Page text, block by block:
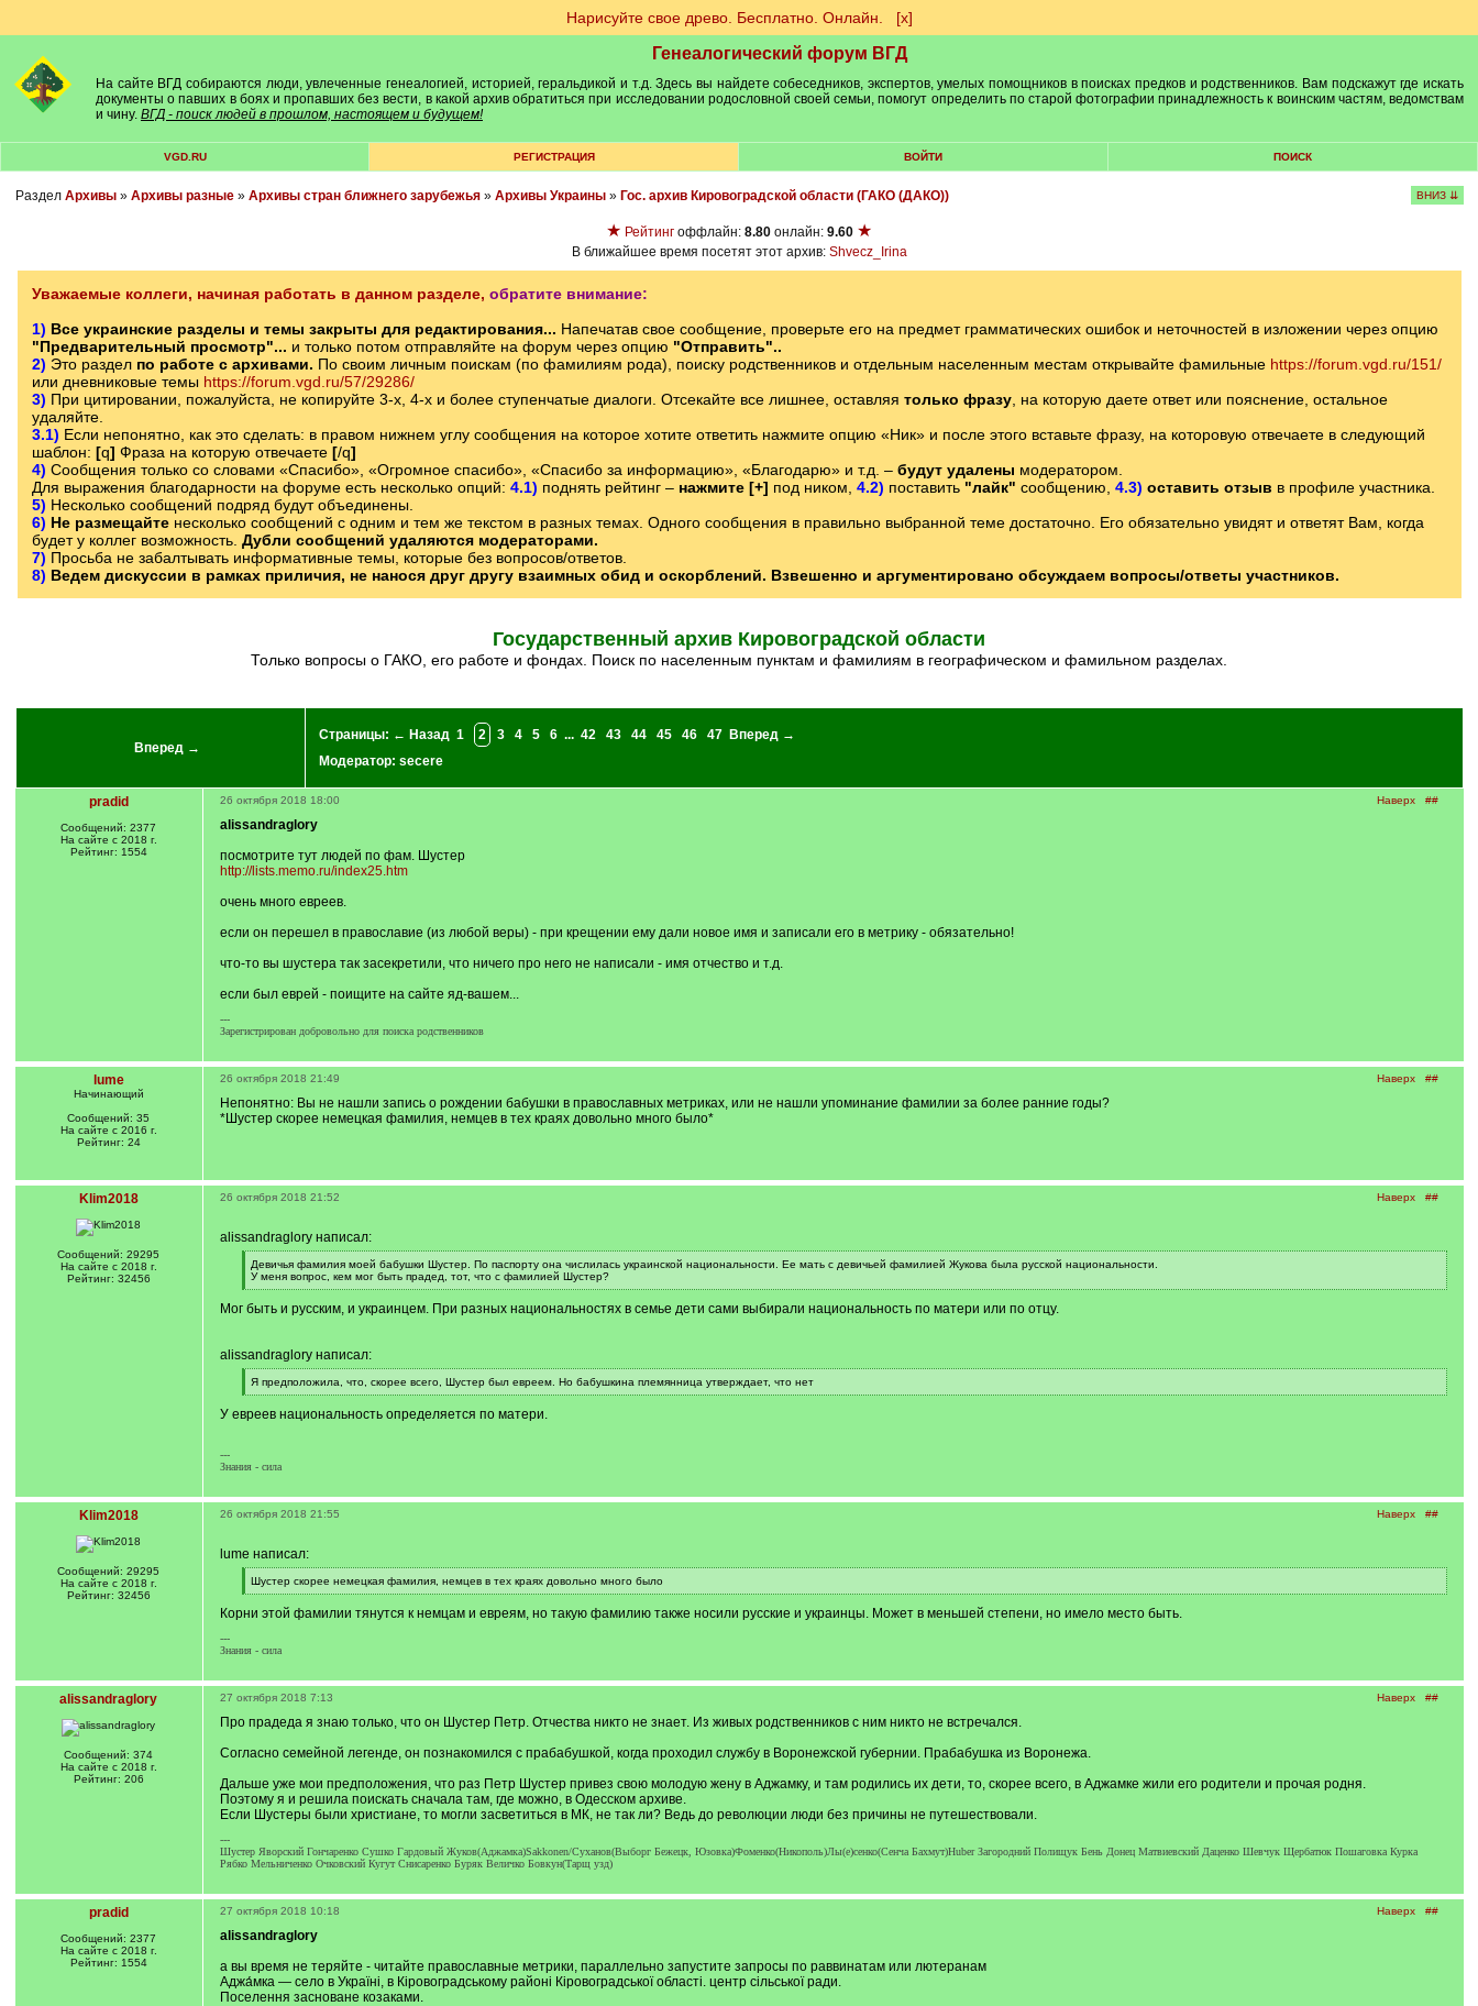
Нарисуйте свое древо. Бесплатно. Онлайн. [х]
Генеалогический форум ВГД
На сайте ВГД собираются люди, увлеченные генеалогией, историей, геральдикой и т.д. Здесь вы найдете собеседников, экспертов, умелых помощников в поисках предков и родственников. Вам подскажут где искать
документы о павших в боях и пропавших без вести, в какой архив обратиться при исследовании родословной своей семьи, помогут определить по старой фотографии принадлежность к воинским частям, ведомствам
и чину. ВГД - поиск людей в прошлом, настоящем и будущем!
VGD.RU РЕГИСТРАЦИЯ ВОЙТИ ПОИСК
Раздел Архивы» Архивы разные» Архивы стран ближнего зарубежья» Архивы Украины» Гос. архив Кировоградской области (ГАКО (ДАКО)) ВНИЗ ⇊
★ Рейтинг оффлайн: 8.80 онлайн: 9.60 ★
В ближайшее время посетят этот архив: Shvecz_Irina
Уважаемые коллеги, начиная работать в данном разделе, обратите внимание:
1) Все украинские разделы и темы закрыты для редактирования... Напечатав свое сообщение, проверьте его на предмет грамматических ошибок и неточностей в изложении через опцию
"Предварительный просмотр"... и только потом отправляйте на форум через опцию "Отправить"..
2) Это раздел по работе с архивами. По своим личным поискам (по фамилиям рода), поиску родственников и отдельным населенным местам открывайте фамильные https://forum.vgd.ru/151/
или дневниковые темы https://forum.vgd.ru/57/29286/
3) При цитировании, пожалуйста, не копируйте 3-х, 4-х и более ступенчатые диалоги. Отсекайте все лишнее, оставляя только фразу, на которую даете ответ или пояснение, остальное
удаляйте.
3.1) Если непонятно, как это сделать: в правом нижнем углу сообщения на которое хотите ответить нажмите опцию «Ник» и после этого вставьте фразу, на которовую отвечаете в следующий
шаблон: [q] Фраза на которую отвечаете [/q]
4) Сообщения только со словами «Спасибо», «Огромное спасибо», «Спасибо за информацию», «Благодарю» и т.д. – будут удалены модератором.
Для выражения благодарности на форуме есть несколько опций: 4.1) поднять рейтинг – нажмите [+] под ником, 4.2) поставить "лайк" сообщению, 4.3) оставить отзыв в профиле участника.
5) Несколько сообщений подряд будут объединены.
6) Не размещайтенесколько сообщений с одним и тем же текстом в разных темах. Одного сообщения в правильно выбранной теме достаточно. Его обязательно увидят и ответят Вам, когда
будет у коллег возможность. Дубли сообщений удаляются модераторами.
7) Просьба не забалтывать информативные темы, которые без вопросов/ответов.
8) Ведем дискуссии в рамках приличия, не нанося друг другу взаимных обид и оскорблений. Взвешенно и аргументировано обсуждаем вопросы/ответы участников.
Государственный архив Кировоградской области
Только вопросы о ГАКО, его работе и фондах. Поиск по населенным пунктам и фамилиям в географическом и фамильном разделах.
Вперед →
Страницы: ← Назад 1 2 3 4 5 6 ... 42 43 44 45 46 47
Вперед →
Модератор: secere
pradid
Сообщений: 2377
На сайте с 2018 г.
Рейтинг: 1554
Наверх ##
26 октября 2018 18:00
alissandraglory
посмотрите тут людей по фам. Шустер
http://lists.memo.ru/index25.htm
очень много евреев.
если он перешел в православие (из любой веры) - при крещении ему дали новое имя и записали его в метрику - обязательно!
что-то вы шустера так засекретили, что ничего про него не написали - имя отчество и т.д.
если был еврей - поищите на сайте яд-вашем...
---
Зарегистрирован добровольно для поиска родственников
lume
Начинающий
Сообщений: 35
На сайте с 2016 г.
Рейтинг: 24
Наверх ##
26 октября 2018 21:49
Непонятно: Вы не нашли запись о рождении бабушки в православных метриках, или не нашли упоминание фамилии за более ранние годы?
*Шустер скорее немецкая фамилия, немцев в тех краях довольно много было*
Klim2018
Сообщений: 29295
На сайте с 2018 г.
Рейтинг: 32456
Наверх ##
26 октября 2018 21:52
alissandraglory написал:
[
q
]
Девичья фамилия моей бабушки Шустер. По паспорту она числилась украинской национальности. Ее мать с девичьей фамилией Жукова была русской национальности.
У меня вопрос, кем мог быть прадед, тот, что с фамилией Шустер?
[
q
Мог быть и русским, и украинцем. При разных национальностях в семье дети сами выбирали национальность по матери или по отцу.
alissandraglory написал:
[
q
Я предположила, что, скорее всего, Шустер был евреем. Но бабушкина племянница утверждает, что нет
[
q
У евреев национальность определяется по матери.
---
Знания - сила
Klim2018
Сообщений: 29295
На сайте с 2018 г.
Рейтинг: 32456
Наверх ##
26 октября 2018 21:55
lume написал:
[
q
Шустер скорее немецкая фамилия, немцев в тех краях довольно много было
[
q
Корни этой фамилии тянутся к немцам и евреям, но такую фамилию также носили русские и украинцы. Может в меньшей степени, но имело место быть.
---
Знания - сила
alissandraglory
Сообщений: 374
На сайте с 2018 г.
Рейтинг: 206
Наверх ##
27 октября 2018 7:13
Про прадеда я знаю только, что он Шустер Петр. Отчества никто не знает. Из живых родственников с ним никто не встречался.
Согласно семейной легенде, он познакомился с прабабушкой, когда проходил службу в Воронежской губернии. Прабабушка из Воронежа.
Дальше уже мои предположения, что раз Петр Шустер привез свою молодую жену в Аджамку, и там родились их дети, то, скорее всего, в Аджамке жили его родители и прочая родня.
Поэтому я и решила поискать сначала там, где можно, в Одесском архиве.
Если Шустеры были христиане, то могли засветиться в МК, не так ли? Ведь до революции люди без причины не путешествовали.
---
Шустер Яворский Гончаренко Сушко Гардовый Жуков(Аджамка)Sakkonen/Суханов(Выборг Бежецк, Юзовка)Фоменко(Никополь)Лы(е)сенко(Сенча Бахмут)Huber Загородний Полищук Бень Донец Матвиевский Даценко Шевчук Щербатюк Пошаговка Курка
Рябко Мельниченко Очковский Кугут Снисаренко Буряк Величко Бовкун(Тарщ узд)
pradid
Сообщений: 2377
На сайте с 2018 г.
Рейтинг: 1554
Наверх ##
27 октября 2018 10:18
alissandraglory
а вы время не теряйте - читайте православные метрики, параллельно запустите запросы по раввинатам или лютеранам
Аджа́мка — село в Україні, в Кіровоградському районі Кіровоградської області. центр сільської ради.
Поселення засноване козаками.